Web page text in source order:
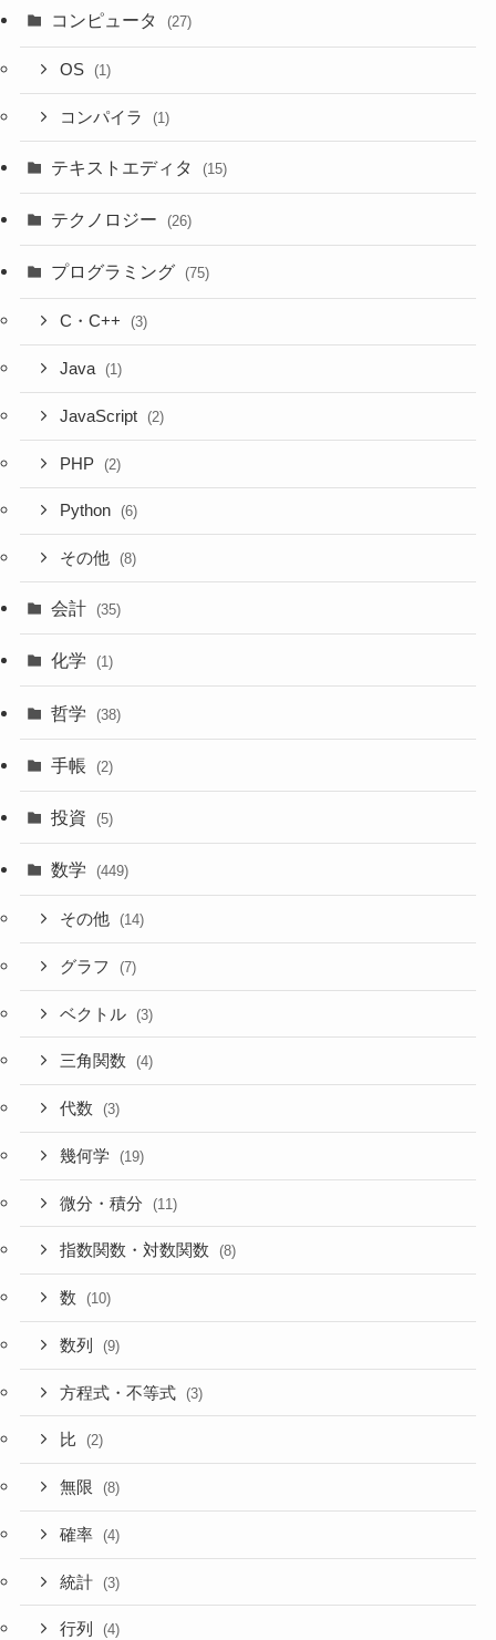
コンピュータ (27)
OS (1)
コンパイラ (1)
テキストエディタ (15)
テクノロジー (26)
プログラミング (75)
C・C++ (3)
Java (1)
JavaScript (2)
PHP (2)
Python (6)
その他 (8)
会計 (35)
化学 (1)
哲学 (38)
手帳 (2)
投資 (5)
数学 (449)
その他 (14)
グラフ (7)
ベクトル (3)
三角関数 (4)
代数 (3)
幾何学 (19)
微分・積分 (11)
指数関数・対数関数 (8)
数 (10)
数列 (9)
方程式・不等式 (3)
比 (2)
無限 (8)
確率 (4)
統計 (3)
行列 (4)